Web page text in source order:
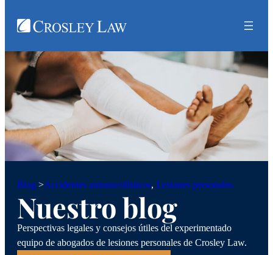
Blog >Accidentes automovilísticos, Lesiones personales
Nuestro blog
Perspectivas legales y consejos útiles del experimentado
equipo de abogados de lesiones personales de Crosley Law.